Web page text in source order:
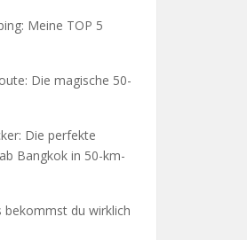
Meine TOP 5
Die magische 50-
Die perfekte
Bangkok in 50-km-
bekommst du wirklich